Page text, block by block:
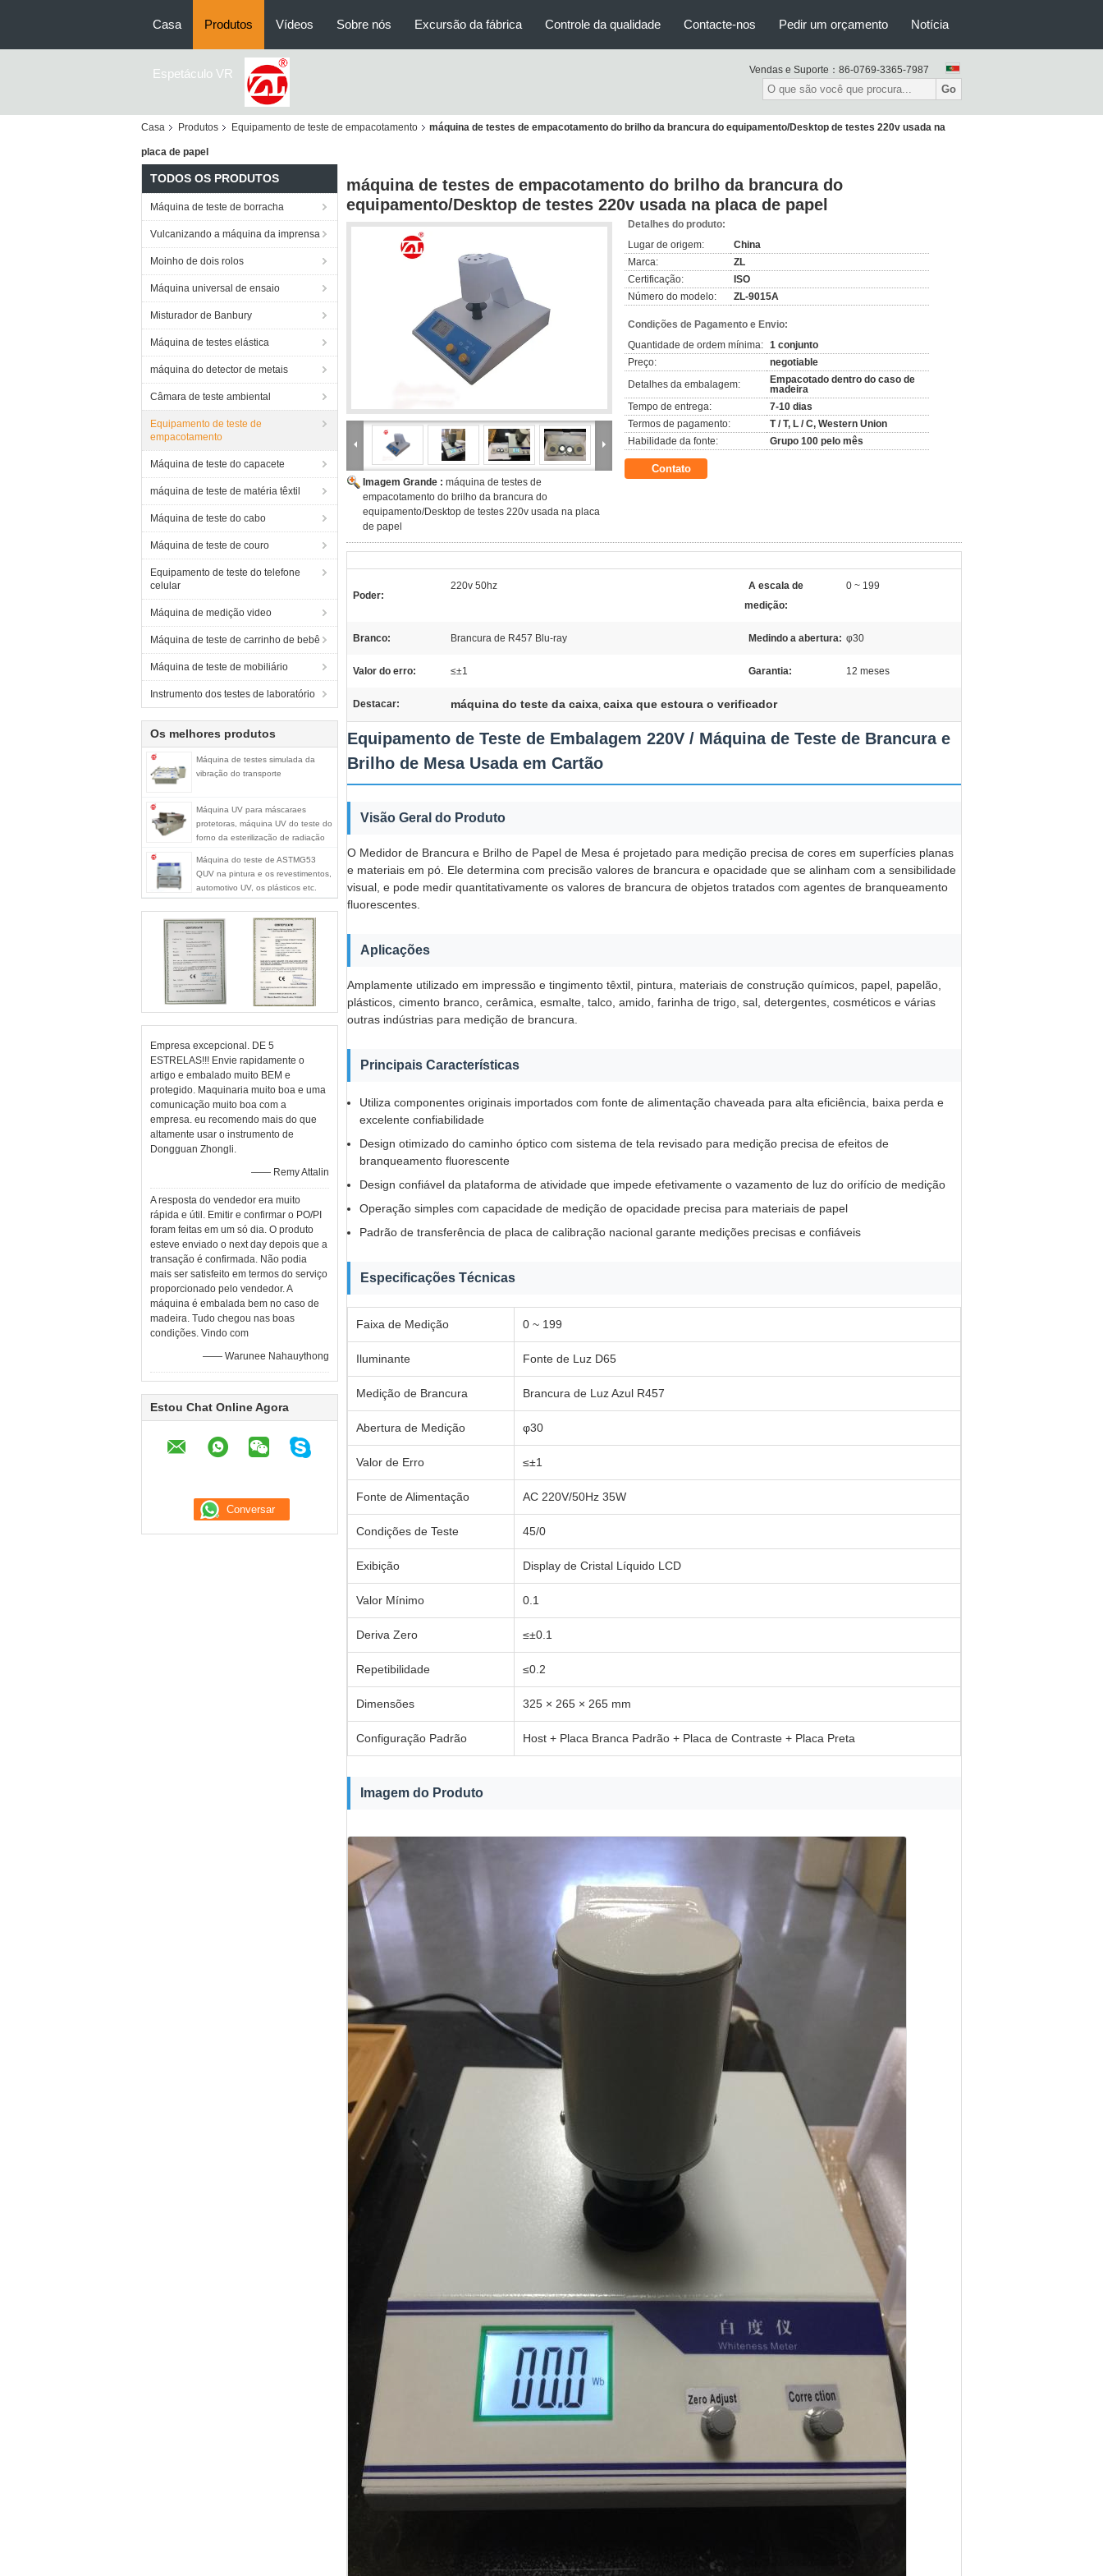
Casa Produtos Vídeos Sobre nós Excursão da fábrica Controle da qualidade Contacte-nos Pedir um orçamento Notícia
Espetáculo VR Vendas e Suporte： 86-0769-3365-7987
Go
Casa Produtos Equipamento de teste de empacotamento máquina de testes de empacotamento do brilho da brancura do equipamento/Desktop de testes 220v usada na
placa de papel
TODOS OS PRODUTOS
Máquina de teste de borracha
Vulcanizando a máquina da imprensa
Moinho de dois rolos
Máquina universal de ensaio
Misturador de Banbury
Máquina de testes elástica
máquina do detector de metais
Câmara de teste ambiental
Equipamento de teste de
empacotamento
Máquina de teste do capacete
máquina de teste de matéria têxtil
Máquina de teste do cabo
Máquina de teste de couro
Equipamento de teste do telefone
celular
Máquina de medição video
Máquina de teste de carrinho de bebê
Máquina de teste de mobiliário
Instrumento dos testes de laboratório
Os melhores produtos
Máquina de testes simulada da
vibração do transporte
Máquina UV para máscaraes
protetoras, máquina UV do teste do
forno da esterilização de radiação
Máquina do teste de ASTMG53
QUV na pintura e os revestimentos,
automotivo UV, os plásticos etc.
Empresa excepcional. DE 5
ESTRELAS!!! Envie rapidamente o
artigo e embalado muito BEM e
protegido. Maquinaria muito boa e uma
comunicação muito boa com a
empresa. eu recomendo mais do que
altamente usar o instrumento de
Dongguan Zhongli.
—— Remy Attalin
A resposta do vendedor era muito
rápida e útil. Emitir e confirmar o PO/PI
foram feitas em um só dia. O produto
esteve enviado o next day depois que a
transação é confirmada. Não podia
mais ser satisfeito em termos do serviço
proporcionado pelo vendedor. A
máquina é embalada bem no caso de
madeira. Tudo chegou nas boas
condições. Vindo com
—— Warunee Nahauythong
Estou Chat Online Agora
máquina de testes de empacotamento do brilho da brancura do
equipamento/Desktop de testes 220v usada na placa de papel
Imagem Grande : máquina de testes de
empacotamento do brilho da brancura do
equipamento/Desktop de testes 220v usada na placa
de papel
Detalhes do produto:
Lugar de origem:
China
Marca:
ZL
Certificação:
ISO
Número do modelo:
ZL-9015A
Condições de Pagamento e Envio:
Quantidade de ordem mínima: 1 conjunto
Preço:
negotiable
Detalhes da embalagem:
Empacotado dentro do caso de
madeira
Tempo de entrega:
7-10 dias
Termos de pagamento:
T / T, L / C, Western Union
Habilidade da fonte:
Grupo 100 pelo mês
Contato
Poder:
220v 50hz
A escala de
medição:
0 ~ 199
Branco: Brancura de R457 Blu-ray Medindo a abertura: φ30
Valor do erro: ≤±1 Garantia: 12 meses
Destacar: máquina do teste da caixa, caixa que estoura o verificador
Equipamento de Teste de Embalagem 220V / Máquina de Teste de Brancura e
Brilho de Mesa Usada em Cartão
Visão Geral do Produto
O Medidor de Brancura e Brilho de Papel de Mesa é projetado para medição precisa de cores em superfícies planas
e materiais em pó. Ele determina com precisão valores de brancura e opacidade que se alinham com a sensibilidade
visual, e pode medir quantitativamente os valores de brancura de objetos tratados com agentes de branqueamento
fluorescentes.
Aplicações
Amplamente utilizado em impressão e tingimento têxtil, pintura, materiais de construção químicos, papel, papelão,
plásticos, cimento branco, cerâmica, esmalte, talco, amido, farinha de trigo, sal, detergentes, cosméticos e várias
outras indústrias para medição de brancura.
Principais Características
Utiliza componentes originais importados com fonte de alimentação chaveada para alta eficiência, baixa perda e
excelente confiabilidade
Design otimizado do caminho óptico com sistema de tela revisado para medição precisa de efeitos de
branqueamento fluorescente
Design confiável da plataforma de atividade que impede efetivamente o vazamento de luz do orifício de medição
Operação simples com capacidade de medição de opacidade precisa para materiais de papel
Padrão de transferência de placa de calibração nacional garante medições precisas e confiáveis
Especificações Técnicas
Faixa de Medição 0 ~ 199
Iluminante Fonte de Luz D65
Medição de Brancura Brancura de Luz Azul R457
Abertura de Medição φ30
Valor de Erro ≤±1
Fonte de Alimentação AC 220V/50Hz 35W
Condições de Teste 45/0
Exibição Display de Cristal Líquido LCD
Valor Mínimo 0.1
Deriva Zero ≤±0.1
Repetibilidade ≤0.2
Dimensões 325 × 265 × 265 mm
Configuração Padrão Host + Placa Branca Padrão + Placa de Contraste + Placa Preta
Imagem do Produto